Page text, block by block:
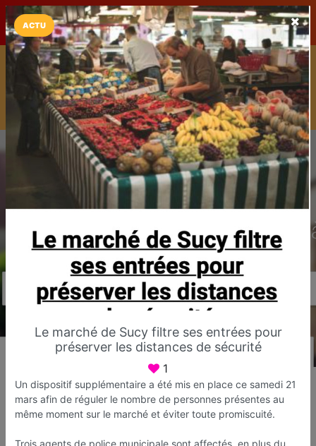
LaCarte LaCarte sur
Play Store
Installez l'App LaCarte
Téléchargez gratuitement l'app LaCarte pour suivre vos
commerces favoris et ne rien rater !
Télécharger Plus tard
LaCarte Sucy
Web agency
Sucy-en-Brie
ACTU
Le marché de Sucy filtre ses entrées pour
préserver les distances de sécurité
1
Un dispositif supplémentaire a été mis en place ce samedi 21
mars afin de réguler le nombre de personnes présentes au
même moment sur le marché et éviter toute promiscuité.
Trois agents de police municipale sont affectés, en plus du